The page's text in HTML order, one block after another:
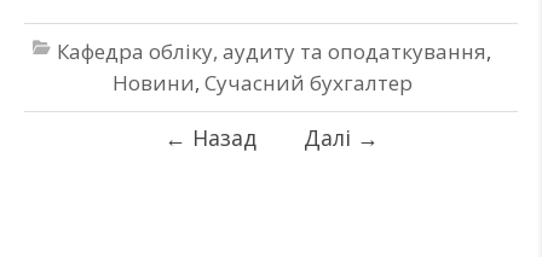
Кафедра обліку, аудиту та оподаткування,
Новини, Сучасний бухгалтер
← Назад Далі →